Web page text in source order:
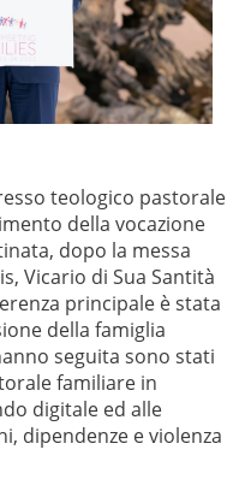
teologico pastorale
della vocazione
dopo la messa
Vicario di Sua Santità
principale è stata
della famiglia
seguita sono stati
familiare in
digitale ed alle
dipendenze e violenza